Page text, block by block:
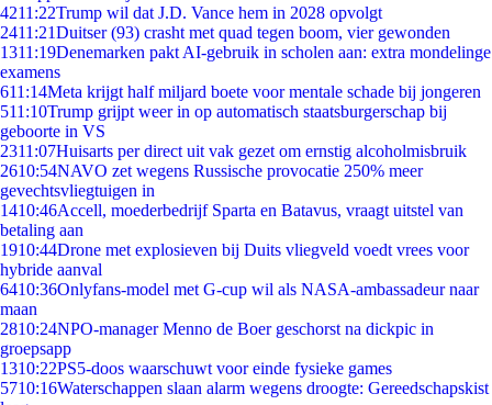
4211:22Trump wil dat J.D. Vance hem in 2028 opvolgt
2411:21Duitser (93) crasht met quad tegen boom, vier gewonden
1311:19Denemarken pakt AI-gebruik in scholen aan: extra mondelinge
examens
611:14Meta krijgt half miljard boete voor mentale schade bij jongeren
511:10Trump grijpt weer in op automatisch staatsburgerschap bij
geboorte in VS
2311:07Huisarts per direct uit vak gezet om ernstig alcoholmisbruik
2610:54NAVO zet wegens Russische provocatie 250% meer
gevechtsvliegtuigen in
1410:46Accell, moederbedrijf Sparta en Batavus, vraagt uitstel van
betaling aan
1910:44Drone met explosieven bij Duits vliegveld voedt vrees voor
hybride aanval
6410:36Onlyfans-model met G-cup wil als NASA-ambassadeur naar
maan
2810:24NPO-manager Menno de Boer geschorst na dickpic in
groepsapp
1310:22PS5-doos waarschuwt voor einde fysieke games
5710:16Waterschappen slaan alarm wegens droogte: Gereedschapskist